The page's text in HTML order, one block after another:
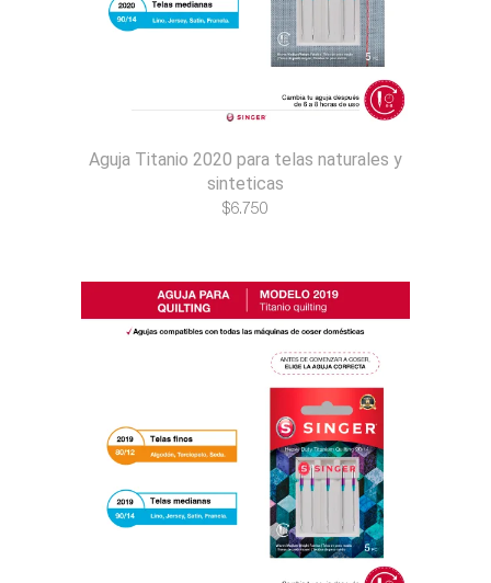
Aguja Titanio 2020 para telas naturales y
sinteticas
$6.750